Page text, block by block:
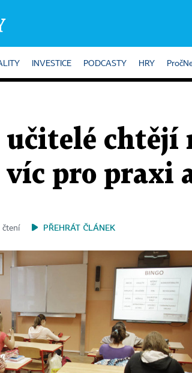
INVESTICE PODCASTY HRY
učitelé chtějí
víc pro praxi
čtení
PŘEHRÁT ČLÁNEK